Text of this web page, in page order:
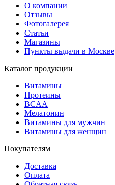
О компании
Отзывы
Фотогалерея
Статьи
Магазины
Пункты выдачи в Москве
Каталог продукции
Витамины
Протеины
BCAA
Мелатонин
Витамины для мужчин
Витамины для женщин
Покупателям
Доставка
Оплата